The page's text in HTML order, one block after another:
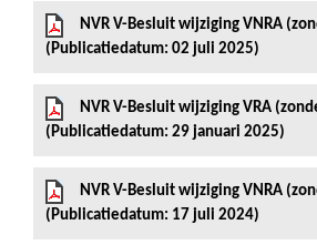
NVR V-Besluit wijziging VNRA
(Publicatiedatum: 02 juli 2025)
NVR V-Besluit wijziging VRA
(Publicatiedatum: 29 januari 2025)
NVR V-Besluit wijziging VNRA
(Publicatiedatum: 17 juli 2024)